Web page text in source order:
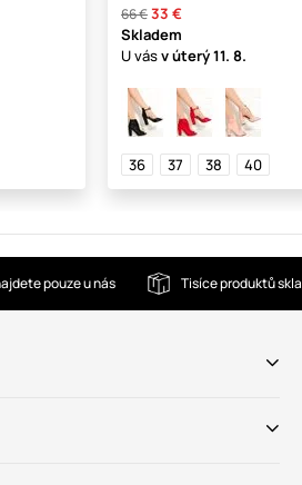
66 €33 €
Skladem
U vásv úterý11. 8.
36 37 38 40
pouze u nás Tisíce produktů